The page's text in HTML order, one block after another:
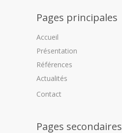
Pages principales
Accueil
Présentation
Références
Actualités
Contact
Pages secondaires